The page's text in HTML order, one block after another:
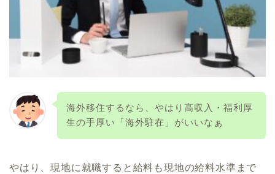
海外移住するなら、やはり高収入・福利厚
生の手厚い「海外駐在」がいいなぁ
やはり、現地に就職すると給料も現地の給料水準まで